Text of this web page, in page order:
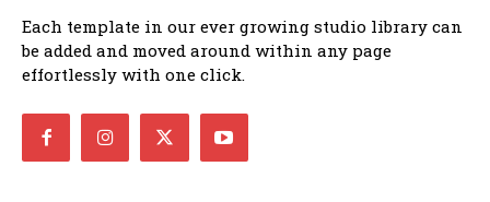
Each template in our ever growing studio library can
be added and moved around within any page
effortlessly with one click.